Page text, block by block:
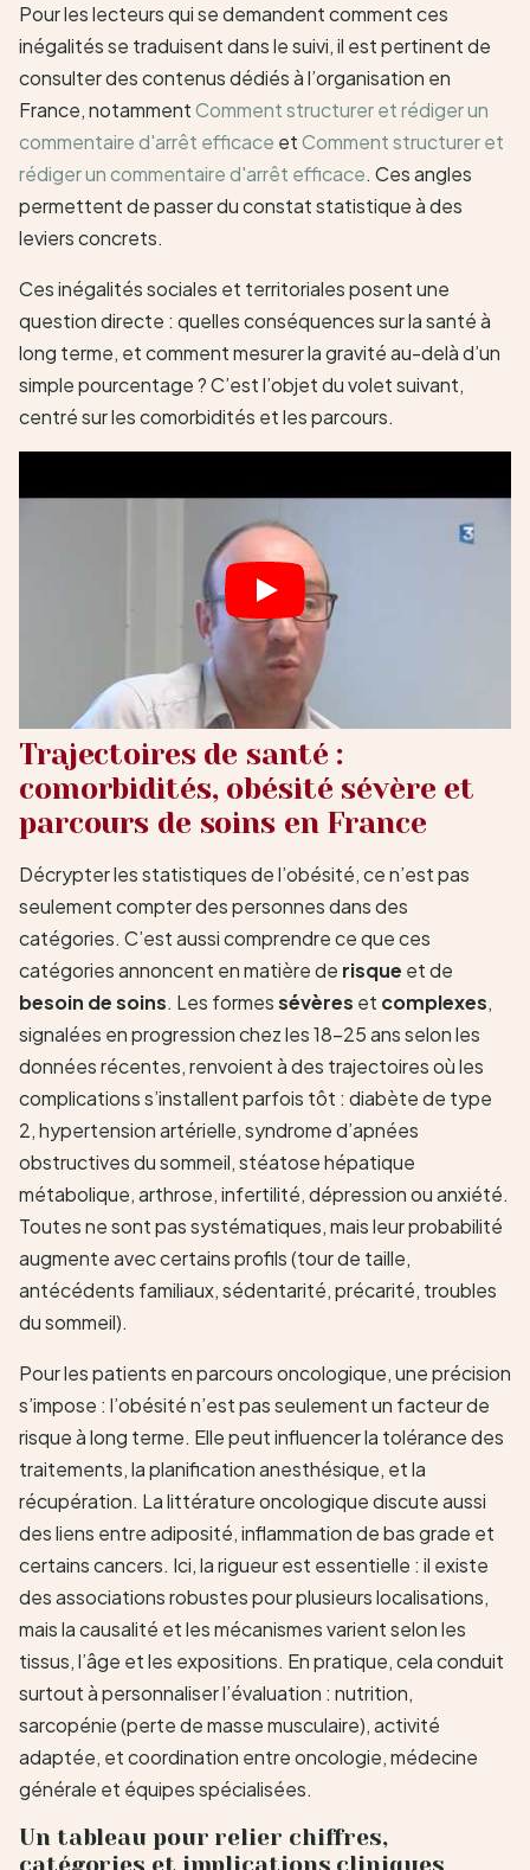
Pour les lecteurs qui se demandent comment ces
inégalités se traduisent dans le suivi, il est pertinent de
consulter des contenus dédiés à l’organisation en
France, notammentComment structurer et rédiger un
commentaire d'arrêt efficace etComment structurer et
rédiger un commentaire d'arrêt efficace. Ces angles
permettent de passer du constat statistique à des
leviers concrets.
Ces inégalités sociales et territoriales posent une
question directe : quelles conséquences sur la santé à
long terme, et comment mesurer la gravité au-delà d’un
simple pourcentage ? C’est l’objet du volet suivant,
centré sur les comorbidités et les parcours.
Trajectoires de santé :
comorbidités, obésité sévère et
parcours de soins en France
Décrypter les statistiques de l’obésité, ce n’est pas
seulement compter des personnes dans des
catégories. C’est aussi comprendre ce que ces
catégories annoncent en matière de risque et de
besoin de soins. Les formessévères et complexes,
signalées en progression chez les 18–25 ans selon les
données récentes, renvoient à des trajectoires où les
complications s’installent parfois tôt : diabète de type
2, hypertension artérielle, syndrome d’apnées
obstructives du sommeil, stéatose hépatique
métabolique, arthrose, infertilité, dépression ou anxiété.
Toutes ne sont pas systématiques, mais leur probabilité
augmente avec certains profils (tour de taille,
antécédents familiaux, sédentarité, précarité, troubles
du sommeil).
Pour les patients en parcours oncologique, une précision
s’impose : l’obésité n’est pas seulement un facteur de
risque à long terme. Elle peut influencer la tolérance des
traitements, la planification anesthésique, et la
récupération. La littérature oncologique discute aussi
des liens entre adiposité, inflammation de bas grade et
certains cancers. Ici, la rigueur est essentielle : il existe
des associations robustes pour plusieurs localisations,
mais la causalité et les mécanismes varient selon les
tissus, l’âge et les expositions. En pratique, cela conduit
surtout à personnaliser l’évaluation : nutrition,
sarcopénie (perte de masse musculaire), activité
adaptée, et coordination entre oncologie, médecine
générale et équipes spécialisées.
Un tableau pour relier chiffres,
catégories et implications cliniques